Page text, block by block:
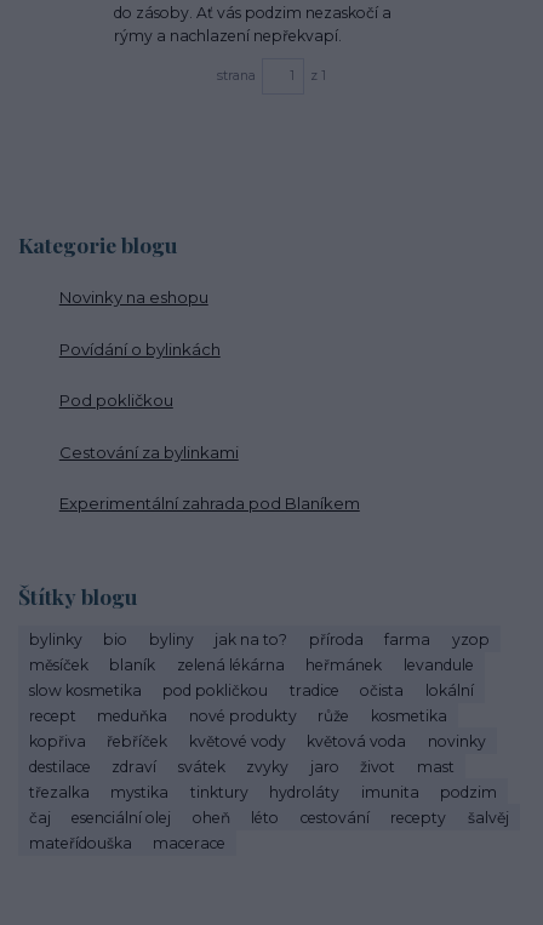
Kategorie blogu
Novinky na eshopu
Povídání o bylinkách
Pod pokličkou
Cestování za bylinkami
Experimentální zahrada pod Blaníkem
Štítky blogu
bylinky bio byliny jak na to? příroda farma
yzop
měsíček
blaník zelená lékárna heřmánek
levandule
slow kosmetika
pod pokličkou tradice očista
lokální
recept
meduňka nové produkty růže
kosmetika
kopřiva
řebříček květové vody květová voda
novinky
destilace
zdraví svátek zvyky jaro život
mast
třezalka
mystika tinktury hydroláty imunita
podzim
čaj
esenciální olej oheň léto cestování recepty
šalvěj
mateřídouška
macerace
do zásoby. Ať vás podzim nezaskočí a
rýmy a nachlazení nepřekvapí.
strana z 1